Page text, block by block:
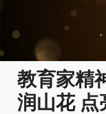
教育家精
润山花 点